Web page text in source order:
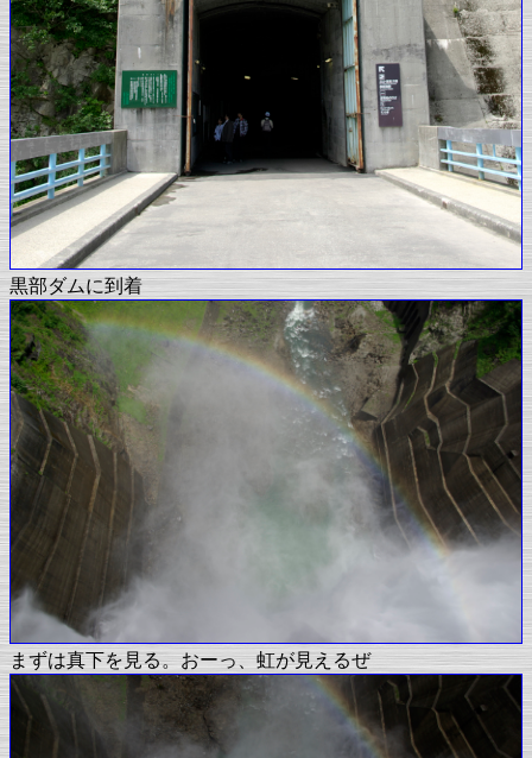
黒部ダムに到着
まずは真下を見る。おーっ、虹が見えるぜ